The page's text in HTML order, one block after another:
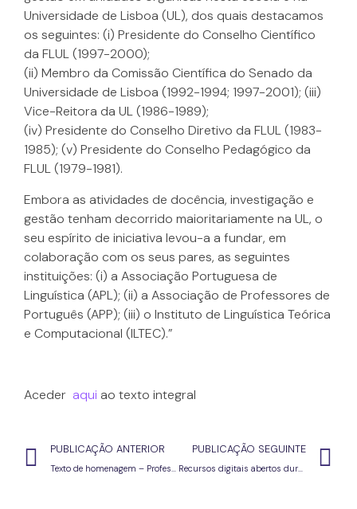
Universidade de Lisboa (UL), dos quais destacamos
os seguintes: (i) Presidente do Conselho Científico
da FLUL (1997-2000);
(ii) Membro da Comissão Científica do Senado da
Universidade de Lisboa (1992-1994; 1997-2001); (iii)
Vice-Reitora da UL (1986-1989);
(iv) Presidente do Conselho Diretivo da FLUL (1983-
1985); (v) Presidente do Conselho Pedagógico da
FLUL (1979-1981).
Embora as atividades de docência, investigação e
gestão tenham decorrido maioritariamente na UL, o
seu espírito de iniciativa levou-a a fundar, em
colaboração com os seus pares, as seguintes
instituições: (i) a Associação Portuguesa de
Linguística (APL); (ii) a Associação de Professores de
Português (APP); (iii) o Instituto de Linguística Teórica
e Computacional (ILTEC).”
Aceder aqui ao texto integral
PUBLICAÇÃO ANTERIOR
Texto de homenagem – Professora Maria Helena Mira Mateus (18/08/1931 – 30/03/2020)
PUBLICAÇÃO SEGUINTE
Recursos digitais abertos durante período de confinamento : trabalho a distância – informação PNL